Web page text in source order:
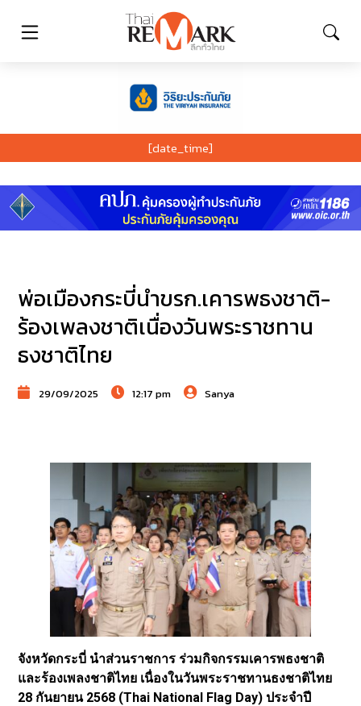
[date_time]
พ่อเมืองกระบี่นำขรก.เคารพธงชาติ-
ร้องเพลงชาติเนื่องวันพระราชทาน
ธงชาติไทย
29/09/2025 12:17 pm Sanya
จังหวัดกระบี่ นำส่วนราชการ ร่วมกิจกรรมเคารพธงชาติ
และร้องเพลงชาติไทย เนื่องในวันพระราชทานธงชาติไทย
28 กันยายน 2568 (Thai National Flag Day) ประจำปี